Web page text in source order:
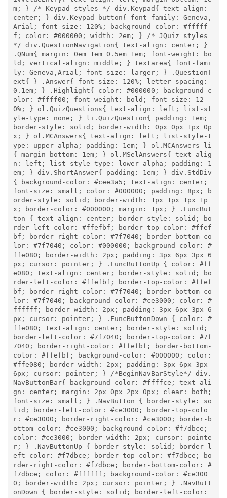
m; } /* Keypad styles */ div.Keypad{ text-align:
center; } div.Keypad button{ font-family: Geneva,
Arial; font-size: 120%; background-color: #fffff
f; color: #000000; width: 2em; } /* JQuiz styles
*/ div.QuestionNavigation{ text-align: center; }
.QNum{ margin: 0em 1em 0.5em 1em; font-weight: bo
ld; vertical-align: middle; } textarea{ font-fami
ly: Geneva,Arial; font-size: larger; } .QuestionT
ext{ } .Answer{ font-size: 120%; letter-spacing:
0.1em; } .Highlight{ color: #000000; background-c
olor: #ffff00; font-weight: bold; font-size: 12
0%; } ol.QuizQuestions{ text-align: left; list-st
yle-type: none; } li.QuizQuestion{ padding: 1em;
border-style: solid; border-width: 0px 0px 1px 0p
x; } ol.MCAnswers{ text-align: left; list-style-t
ype: upper-alpha; padding: 1em; } ol.MCAnswers li
{ margin-bottom: 1em; } ol.MSelAnswers{ text-alig
n: left; list-style-type: lower-alpha; padding: 1
em; } div.ShortAnswer{ padding: 1em; } div.StdDiv
{ background-color: #cee3a5; text-align: center;
font-size: small; color: #000000; padding: 8px; b
order-style: solid; border-width: 1px 1px 1px 1p
x; border-color: #000000; margin: 1px; } .FuncBut
ton { text-align: center; border-style: solid; bo
rder-left-color: #ffefbf; border-top-color: #ffef
bf; border-right-color: #7f7040; border-bottom-co
lor: #7f7040; color: #000000; background-color: #
ffe080; border-width: 2px; padding: 3px 6px 3px 6
px; cursor: pointer; } .FuncButtonUp { color: #ff
e080; text-align: center; border-style: solid; bo
rder-left-color: #ffefbf; border-top-color: #ffef
bf; border-right-color: #7f7040; border-bottom-co
lor: #7f7040; background-color: #ce3000; color: #
ffffff; border-width: 2px; padding: 3px 6px 3px 6
px; cursor: pointer; } .FuncButtonDown { color: #
ffe080; text-align: center; border-style: solid;
border-left-color: #7f7040; border-top-color: #7f
7040; border-right-color: #ffefbf; border-bottom-
color: #ffefbf; background-color: #000000; color:
#ffe080; border-width: 2px; padding: 3px 6px 3px
6px; cursor: pointer; } /*BeginNavBarStyle*/ div.
NavButtonBar{ background-color: #ffffce; text-ali
gn: center; margin: 2px 0px 2px 0px; clear: both;
font-size: small; } .NavButton { border-style: so
lid; border-left-color: #ce3000; border-top-colo
r: #ce3000; border-right-color: #ce3000; border-b
ottom-color: #ce3000; background-color: #f7dbce;
color: #ce3000; border-width: 2px; cursor: pointe
r; } .NavButtonUp { border-style: solid; border-l
eft-color: #f7dbce; border-top-color: #f7dbce; bo
rder-right-color: #f7dbce; border-bottom-color: #
f7dbce; color: #ffffff; background-color: #ce300
0; border-width: 2px; cursor: pointer; } .NavButt
onDown { border-style: solid; border-left-color: